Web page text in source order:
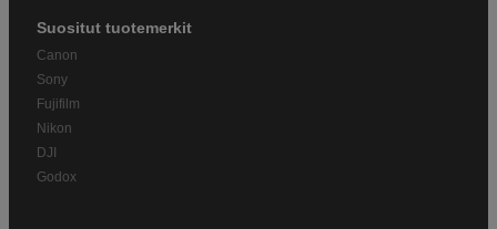
Suositut tuotemerkit
Canon
Sony
Fujifilm
Nikon
DJI
Godox